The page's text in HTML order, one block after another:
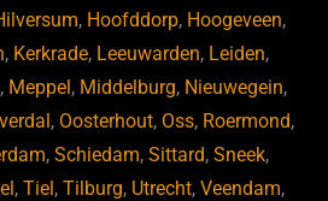
, Hoofddorp, Hoogeveen,
, Kerkrade, Leeuwarden, Leiden,
, Meppel , Middelburg, Nieuwegein,
, Oosterhout, Oss, Roermond,
, Schiedam, Sittard, Sneek,
,Tiel ,Tilburg, Utrecht,Veendam,